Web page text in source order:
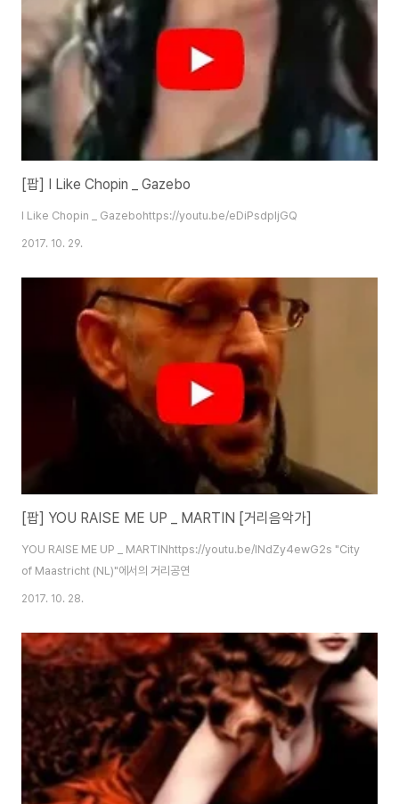
[팝] I Like Chopin _ Gazebo
I Like Chopin _ Gazebohttps://youtu.be/eDiPsdpIjGQ
2017. 10. 29.
[팝] YOU RAISE ME UP _ MARTIN [거리음악가]
YOU RAISE ME UP _ MARTINhttps://youtu.be/lNdZy4ewG2s "City
of Maastricht (NL)"에서의 거리공연
2017. 10. 28.